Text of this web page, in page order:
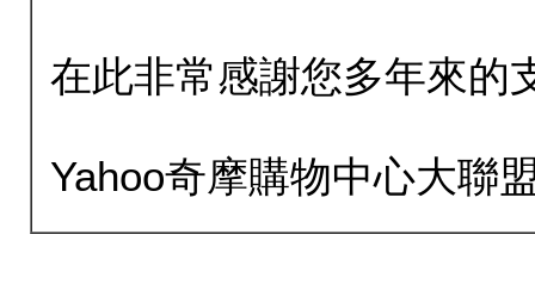
在此非常感謝您多年來的
Yahoo奇摩購物中心大